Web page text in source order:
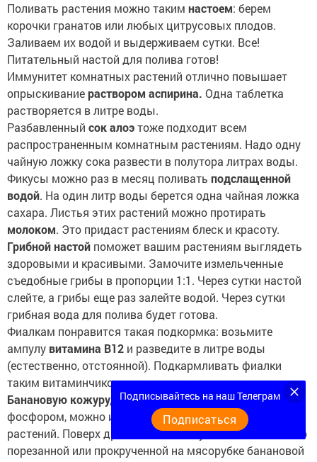
Поливать растения можно таким настоем: берем
корочки гранатов или любых цитрусовых плодов.
Заливаем их водой и выдерживаем сутки. Все!
Питательный настой для полива готов!
Иммунитет комнатных растений отлично повышает
опрыскиваниераствором аспирина. Одна таблетка
растворяется в литре воды.
Разбавленный сок алоэтоже подходит всем
распространенным комнатным растениям. Надо одну
чайную ложку сока развести в полутора литрах воды.
Фикусы можно раз в месяц поливать подслащенной
водой. На один литр воды берется одна чайная ложка
сахара. Листья этих растений можно протирать
молоком. Это придаст растениям блеск и красоту.
Грибной настой поможет вашим растениям выглядеть
здоровыми и красивыми. Замочите измельченные
съедобные грибы в пропорции 1:1. Через сутки настой
слейте, а грибы еще раз залейте водой. Через сутки
грибная вода для полива будет готова.
Фиалкам понравится такая подкормка: возьмите
ампулу витамина В12 и разведите в литре воды
(естественно, отстоянной). Подкармливать фиалки
таким витаминчиком можно два раза в месяц.
Банановую кожуру, которая богата калием, магнием и
фосфором, можно использовать при пересадке
растений. Поверх дренажного слоя уложите слой мелко
порезанной или прокрученной на мясорубке банановой
Подписывайтесь на наш Телеграм
Подписаться